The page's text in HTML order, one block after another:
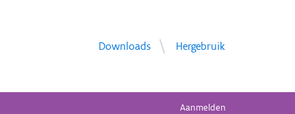
Downloads Hergebruik
Aanmelden